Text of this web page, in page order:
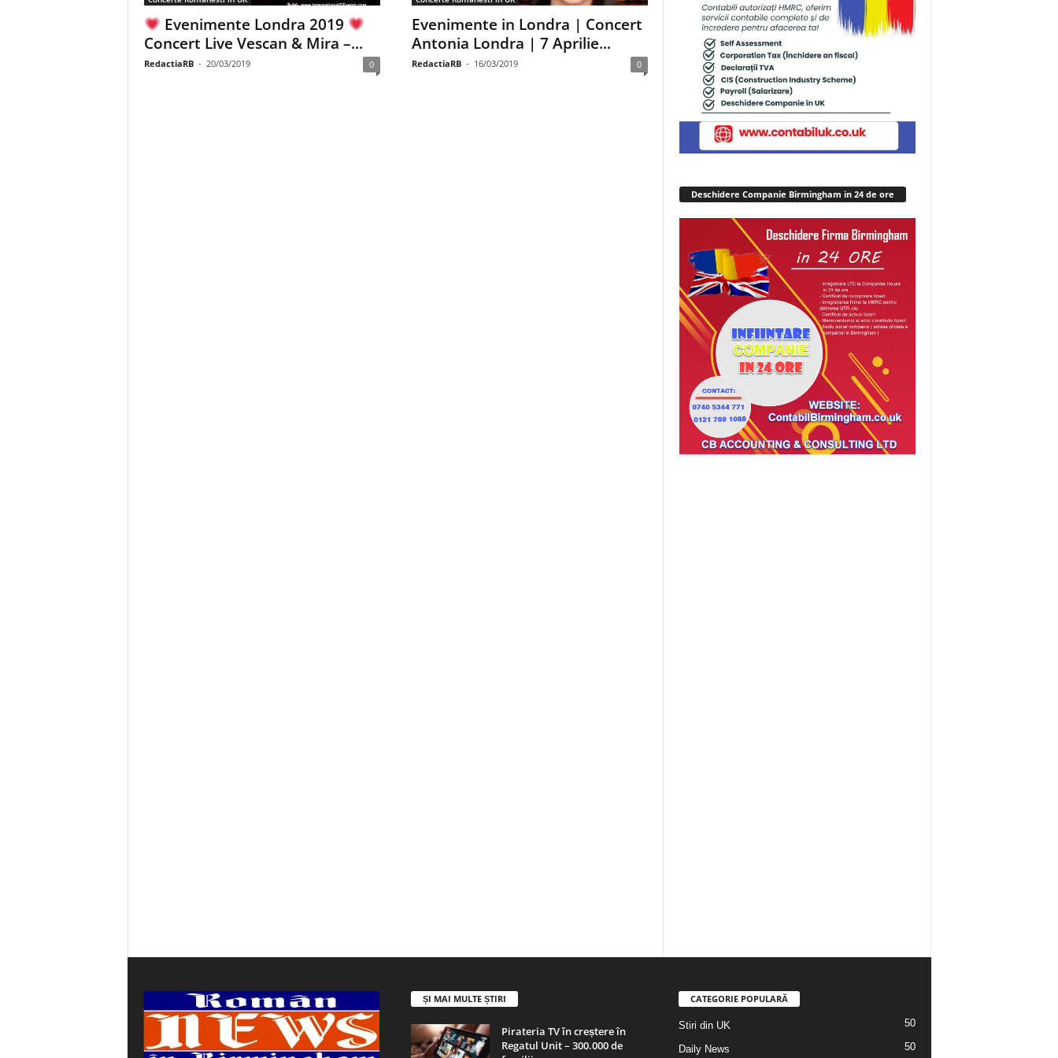
Evenimente Londra 2019
Concert Live Vescan & Mira –...
RedactiaRB - 20/03/2019 0
Evenimente in Londra | Concert
Antonia Londra | 7 Aprilie...
RedactiaRB - 16/03/2019 0
Deschidere Companie Birmingham in 24 de ore
ȘI MAI MULTE ȘTIRI
Pirateria TV în creștere în
Regatul Unit – 300.000 de
CATEGORIE POPULARĂ
Stiri din UK 50
Daily News 50